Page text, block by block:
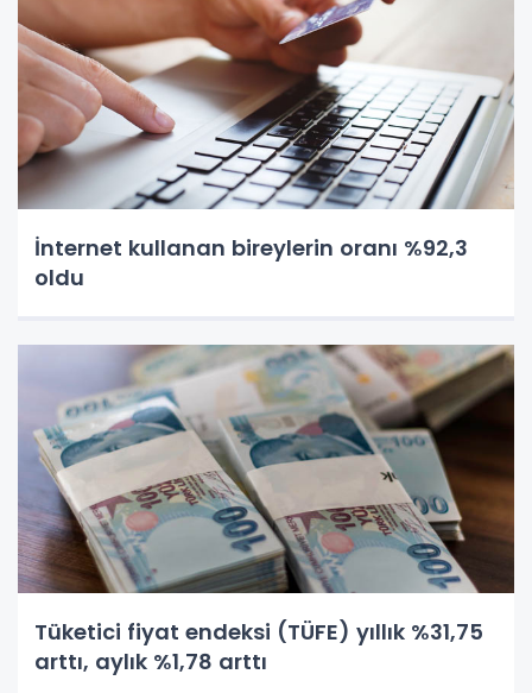
İnternet kullanan bireylerin oranı %92,3
oldu
Tüketici fiyat endeksi (TÜFE) yıllık %31,75
arttı, aylık %1,78 arttı